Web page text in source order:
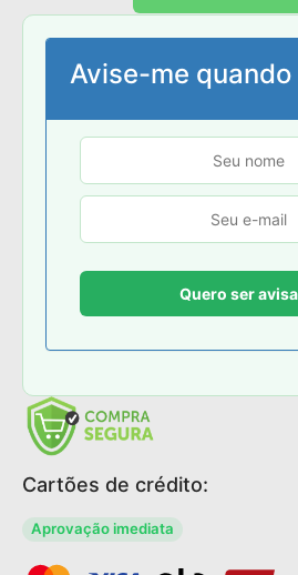
Avise-me
Cartões de crédito:
Aprovação imediata